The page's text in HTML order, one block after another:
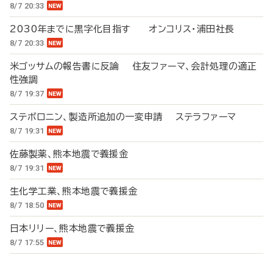
8/7 20:33
2030年までに黒字化目指す オンコリス・浦田社長
8/7 20:33
米ゴッサムの報告書に反論 住友ファーマ、会計処理の適正
性強調
8/7 19:37
ステボロニン、製造所追加の一変申請 ステラファーマ
8/7 19:31
佐藤製薬、熊本地震で義援金
8/7 19:31
生化学工業、熊本地震で義援金
8/7 18:50
日本リリー、熊本地震で義援金
8/7 17:55